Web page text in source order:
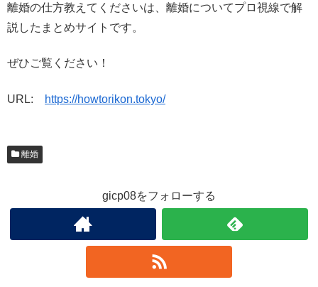
離婚の仕方教えてくださいは、離婚についてプロ視線で解
説したまとめサイトです。
ぜひご覧ください！
URL: https://howtorikon.tokyo/
離婚
gicp08をフォローする